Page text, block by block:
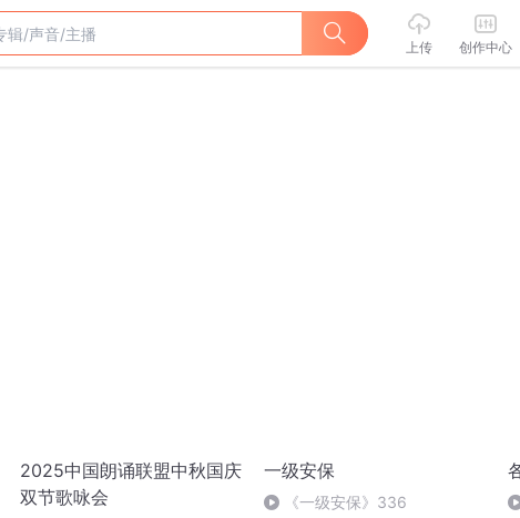
上传 创作中心
2025中国朗诵联盟中秋国庆
双节歌咏会
一级安保
《一级安保》336